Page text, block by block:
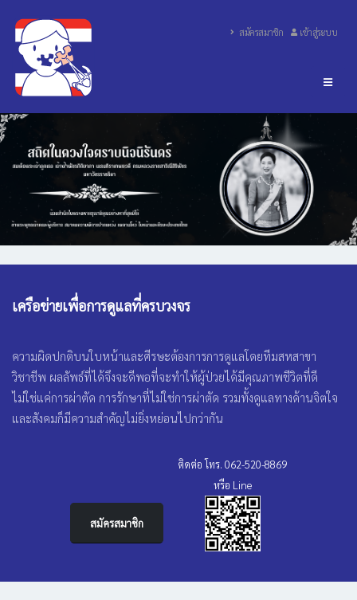
สมัครสมาชิก เข้าสู่ระบบ
เครือข่ายเพื่อการดูแลที่ครบวงจร
ความผิดปกติบนใบหน้าและศีรษะต้องการการดูแลโดยทีมสหสาขา
วิชาชีพ ผลลัพธ์ที่ได้จึงจะดีพอที่จะทำให้ผู้ป่วยได้มีคุณภาพชีวิตที่ดี
ไม่ใช่แค่การผ่าตัด การรักษาที่ไม่ใช่การผ่าตัด รวมทั้งดูแลทางด้านจิตใจ
และสังคมก็มีความสำคัญไม่ยิ่งหย่อนไปกว่ากัน
สมัครสมาชิก
ติดต่อ โทร. 062-520-8869
หรือ Line